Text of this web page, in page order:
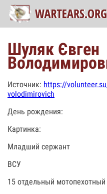
Шуляк Євген
Источник: https://
volodimirovich
День рождения:
Картинка:
Младший сержант
ВСУ
15 отдельный